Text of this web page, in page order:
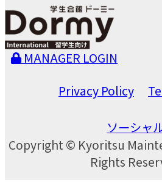
MANAGER LOGIN
Privacy Policy
ソーシャ
Copyright © Kyoritsu
Rights